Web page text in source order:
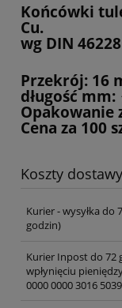
Końcówki
Cu.
wg DIN 46228
Przekrój: 16
długość mm:
Opakowanie
Cena za 100
Koszty dostawy
Cena nie zawiera
Kurier - wysyłka do
godzin)
Kurier Inpost do 72
wpłynięciu
0000 0000 3016